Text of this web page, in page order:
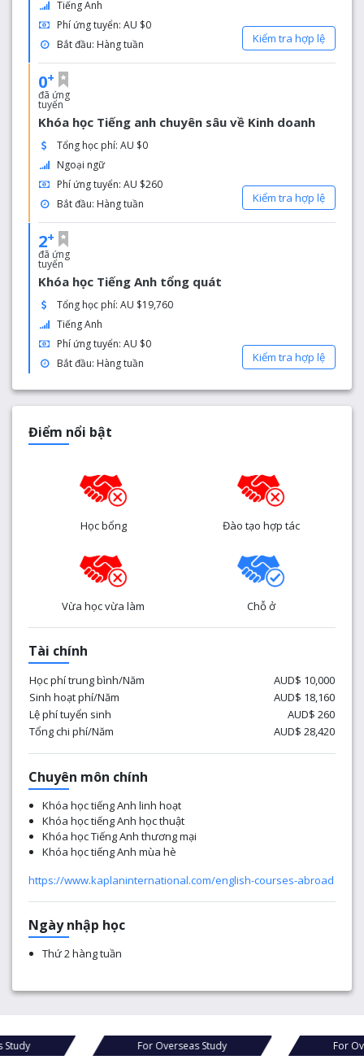
Tiếng Anh
Phí ứng tuyển: AU $0
Bắt đầu: Hàng tuần
Kiểm tra hợp lệ
0+
đã ứng
tuyển
Khóa học Tiếng anh chuyên sâu về Kinh doanh
Tổng học phí: AU $0
Ngoại ngữ
Phí ứng tuyển: AU $260
Bắt đầu: Hàng tuần
Kiểm tra hợp lệ
2+
đã ứng
tuyển
Khóa học Tiếng Anh tổng quát
Tổng học phí: AU $19,760
Tiếng Anh
Phí ứng tuyển: AU $0
Bắt đầu: Hàng tuần
Kiểm tra hợp lệ
Điểm nổi bật
Học bổng Đào tạo hợp tác
Vừa học vừa làm Chỗ ở
Tài chính
Học phí trung bình/Năm
AUD$ 10,000
Sinh hoạt phí/Năm
AUD$ 18,160
Lệ phí tuyển sinh
AUD$ 260
Tổng chi phí/Năm
AUD$ 28,420
Chuyên môn chính
Khóa học tiếng Anh linh hoạt
Khóa học tiếng Anh học thuật
Khóa học Tiếng Anh thương mại
Khóa học tiếng Anh mùa hè
https://www.kaplaninternational.com/english-courses-abroad
Ngày nhập học
Thứ 2 hàng tuần
Study For Overseas Study For